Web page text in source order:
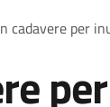
cadavere per
per